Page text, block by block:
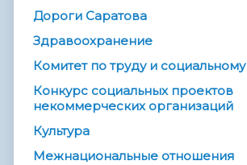
Дороги Саратова
Здравоохранение
Комитет по труду и
Конкурс социальных проектов
некоммерческих организаций
Культура
Межнациональные отношения